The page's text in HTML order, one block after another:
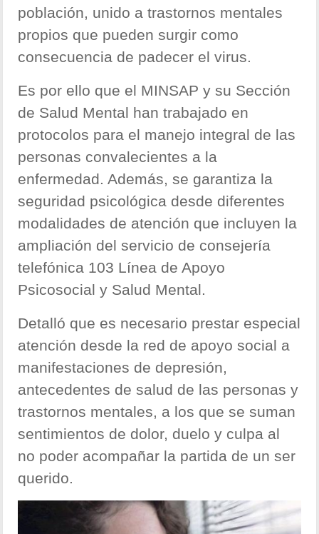
población, unido a trastornos mentales
propios que pueden surgir como
consecuencia de padecer el virus.
Es por ello que el MINSAP y su Sección
de Salud Mental han trabajado en
protocolos para el manejo integral de las
personas convalecientes a la
enfermedad. Además, se garantiza la
seguridad psicológica desde diferentes
modalidades de atención que incluyen la
ampliación del servicio de consejería
telefónica 103 Línea de Apoyo
Psicosocial y Salud Mental.
Detalló que es necesario prestar especial
atención desde la red de apoyo social a
manifestaciones de depresión,
antecedentes de salud de las personas y
trastornos mentales, a los que se suman
sentimientos de dolor, duelo y culpa al
no poder acompañar la partida de un ser
querido.